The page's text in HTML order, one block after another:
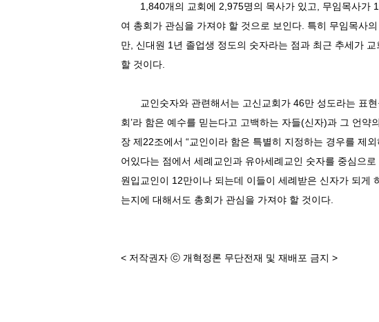
1,840개의 교회에 2,975명의 목사가 있고 무임목사가
여 총회가 관심을 가져야 할 것으로 보인다. 특히 무임목사
만, 신대원 1 년 졸업생 정도의 숫자라는 점과 최근 추세가
할 것이다.
교인숫자와 관련해서는 고신교회가 46만 성도라는 표
회’라 함은 예수를 믿는다고 고백하는 자들(신자)과 그 언약
장 제22조에서 “교인이라 함은 특별히 지정하는 경우를 제
어있다는 점에서 세례교인과 유아세례교인 숫자를 중심으
원입교인이 12만이나 되는데 이들이 세례받은 신자가 되게
는지에 대해서도 총회가 관심을 가져야 할 것이다.
< 저작권자 ⓒ 개혁정론 무단전재 및 재배포 금지 >